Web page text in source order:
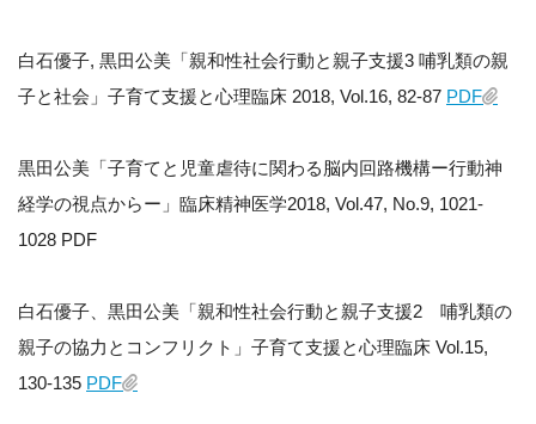
白石優子, 黒田公美「親和性社会行動と親子支援3 哺乳類の親
子と社会」子育て支援と心理臨床 2018, Vol.16, 82-87 PDF
黒田公美「子育てと児童虐待に関わる脳内回路機構ー行動神
経学の視点からー」臨床精神医学2018, Vol.47, No.9, 1021-
1028 PDF
白石優子、黒田公美「親和性社会行動と親子支援2 哺乳類の
親子の協力とコンフリクト」子育て支援と心理臨床 Vol.15,
130-135 PDF